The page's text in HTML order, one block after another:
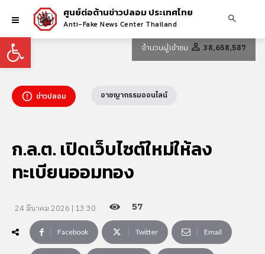
Open toolbar
ศูนย์ต่อต้านข่าวปลอม ประเทศไทย
Anti-Fake News Center Thailand
จำนวนผู้เข้าชม 38,658,587
ข่าวปลอม อาชญากรรมออนไลน์
ก.ล.ต. เปิดเว็บไซต์ใหม่ให้ลง
ทะเบียนออมทอง
24 มีนาคม 2026 | 13:30 57
Facebook Twitter Email